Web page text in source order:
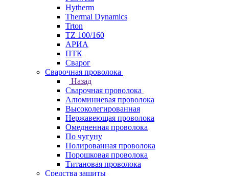
Hytherm
Thermal Dynamics
Trton
TZ 100/160
АРИА
ПТК
Сварог
Сварочная проволока
Назад
Сварочная проволока
Алюминиевая проволока
Высоколегированная
Нержавеющая проволока
Омедненная проволока
По чугуну
Полированная проволока
Порошковая проволока
Титановая проволока
Средства защиты